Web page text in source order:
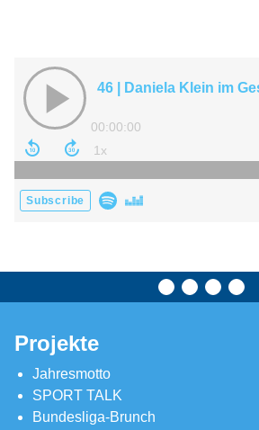
Projekte
Jahresmotto
SPORT TALK
Bundesliga-Brunch